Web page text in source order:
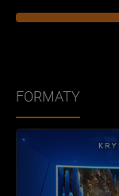
FORMATY